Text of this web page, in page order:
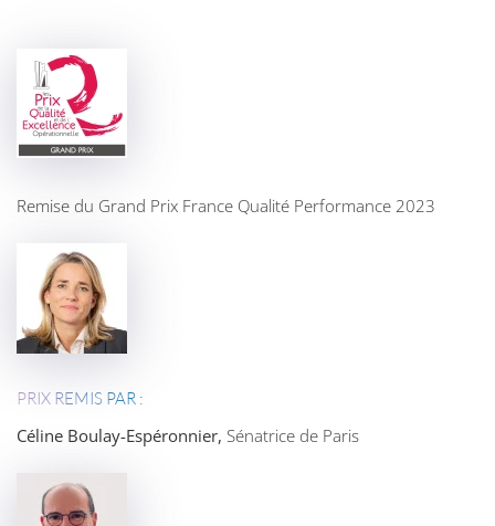
Remise du Grand Prix France Qualité Performance 2023
PRIX REMIS PAR :
Céline Boulay-Espéronnier, Sénatrice de Paris